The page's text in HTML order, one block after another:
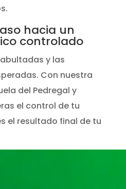
hacia un
controlado
y las
Con nuestra
del Pedregal y
el control de tu
el resultado final de tu